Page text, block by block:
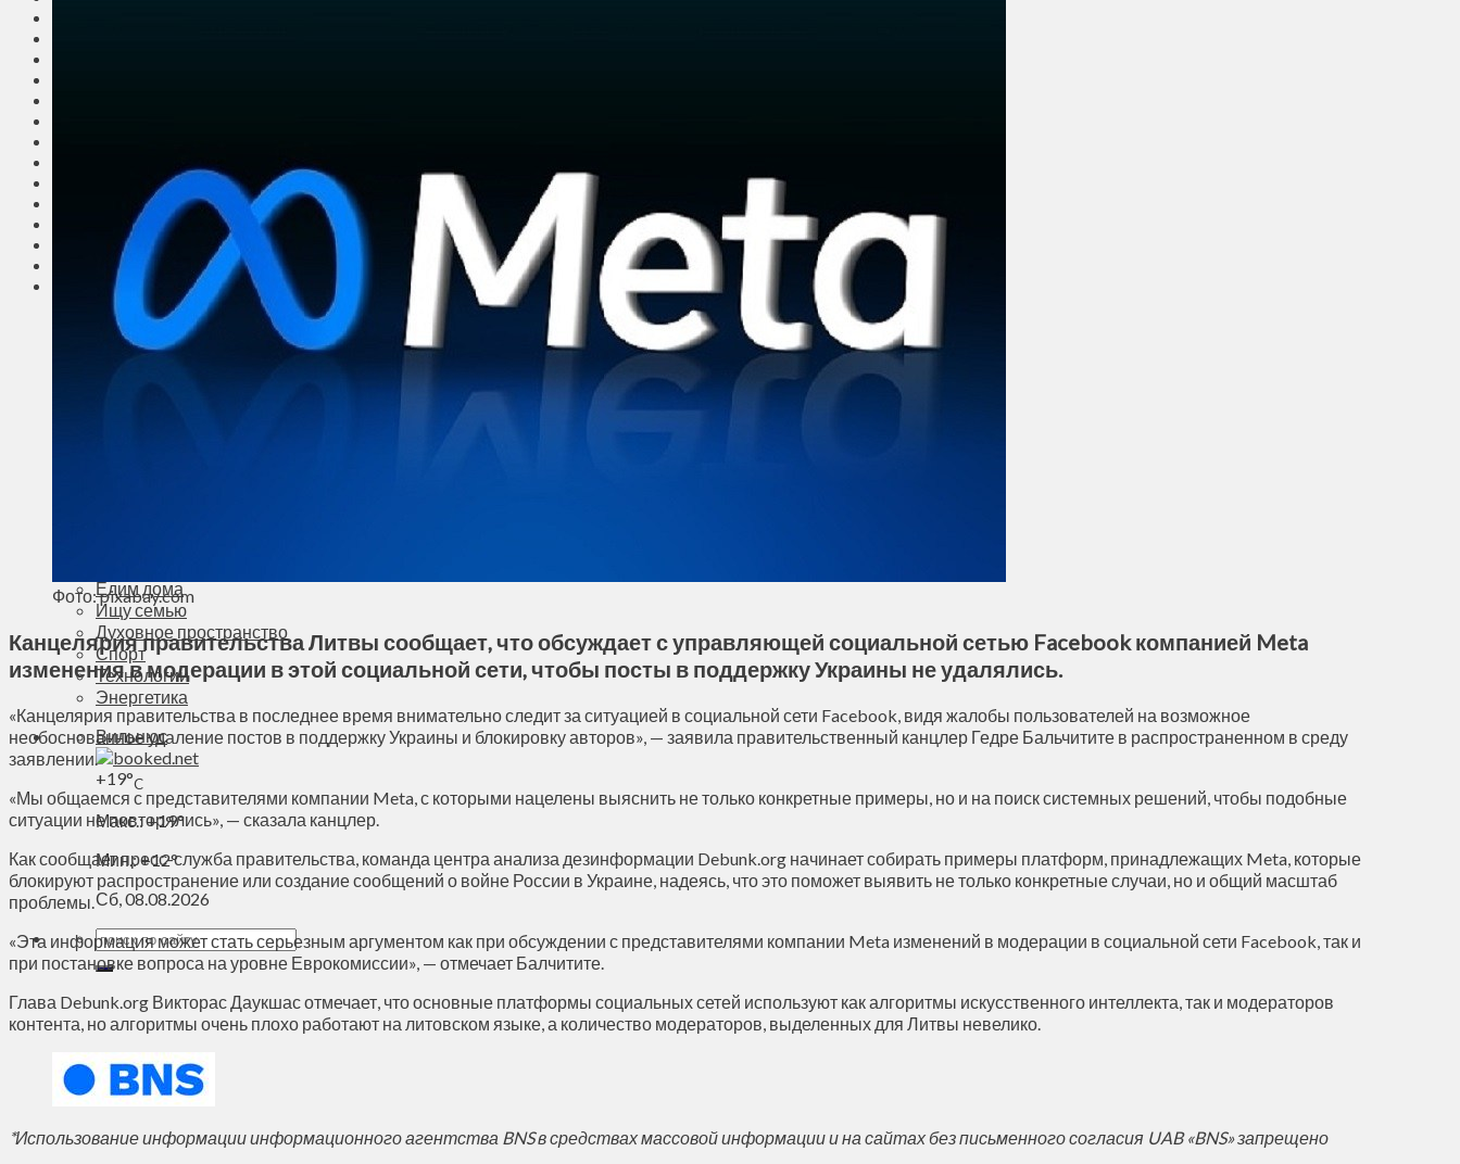
Выбор читателей
Калейдоскоп
Сейм Литвы
Культура
Больше
Фоторепортаж
Туризм
ЛК рекомендует
Сеньорам
Едим дома
Ищу семью
Духовное пространство
Спорт
Технологии
Энергетика
Вильнюс
+19°C
Макс.:+19°
Мин.:+12°
Сб, 08.08.2026
Фото: pixabay.com
Канцелярия правительства Литвы сообщает, что обсуждает с управляющей социальной сетью Facebook компанией Meta
изменения в модерации в этой социальной сети, чтобы посты в поддержку Украины не удалялись.
«Канцелярия правительства в последнее время внимательно следит за ситуацией в социальной сети Facebook, видя жалобы пользователей на возможное
необоснованное удаление постов в поддержку Украины и блокировку авторов», — заявила правительственный канцлер Гедре Бальчитите в распространенном в среду
заявлении.
«Мы общаемся с представителями компании Meta, с которыми нацелены выяснить не только конкретные примеры, но и на поиск системных решений, чтобы подобные
ситуации не повторялись», — сказала канцлер.
Как сообщает пресс-служба правительства, команда центра анализа дезинформации Debunk.org начинает собирать примеры платформ, принадлежащих Meta, которые
блокируют распространение или создание сообщений о войне России в Украине, надеясь, что это поможет выявить не только конкретные случаи, но и общий масштаб
проблемы.
«Эта информация может стать серьезным аргументом как при обсуждении с представителями компании Meta изменений в модерации в социальной сети Facebook, так и
при постановке вопроса на уровне Еврокомиссии», — отмечает Балчитите.
Глава Debunk.org Викторас Даукшас отмечает, что основные платформы социальных сетей используют как алгоритмы искусственного интеллекта, так и модераторов
контента, но алгоритмы очень плохо работают на литовском языке, а количество модераторов, выделенных для Литвы невелико.
*Использование информации информационного агентства BNS в средствах массовой информации и на сайтах без письменного согласия UAB «BNS» запрещено